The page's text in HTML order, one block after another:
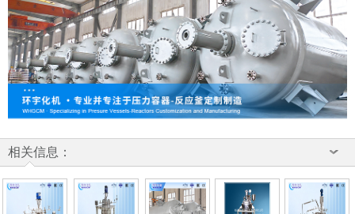
相关信息：